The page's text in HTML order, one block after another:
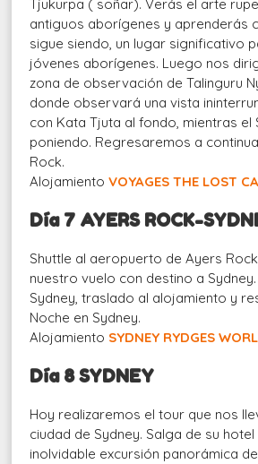
Tjukurpa ( soñar). Verás el arte
antiguos aborígenes y aprenderás
sigue siendo, un lugar significativo
jóvenes aborígenes. Luego nos
zona de observación de Talinguru
donde observará una vista
con Kata Tjuta al fondo, mientras el
poniendo. Regresaremos a
Rock.
AlojamientoVOYAGES THE LOST
Día 7 AYERS ROCK-
Shuttle al aeropuerto de Ayers
nuestro vuelo con destino a Sydney.
Sydney, traslado al alojamiento y
Noche en Sydney.
Alojamiento SYDNEY RYDGES
Día 8 SYDNEY
Hoy realizaremos el tour que nos
ciudad de Sydney. Salga de su
inolvidable excursión panorámica